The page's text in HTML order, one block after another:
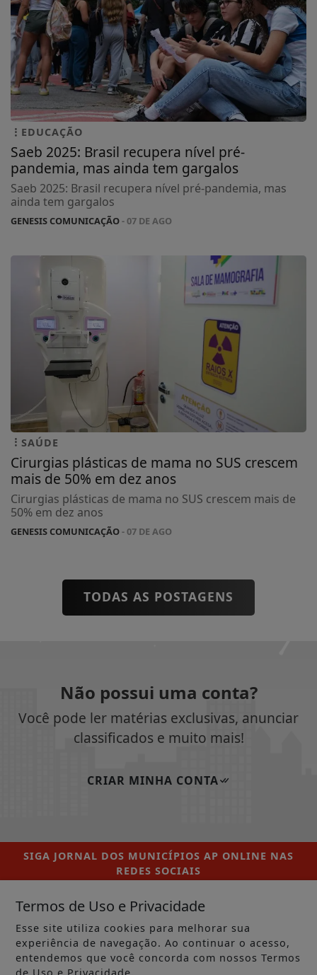
EDUCAÇÃO
Saeb 2025: Brasil recupera nível pré-
pandemia, mas ainda tem gargalos
Saeb 2025: Brasil recupera nível pré-pandemia, mas
ainda tem gargalos
GENESIS COMUNICAÇÃO- 07 DE AGO
SAÚDE
Cirurgias plásticas de mama no SUS crescem
mais de 50% em dez anos
Cirurgias plásticas de mama no SUS crescem mais de
50% em dez anos
GENESIS COMUNICAÇÃO- 07 DE AGO
TODAS AS POSTAGENS
Não possui uma conta?
Você pode ler matérias exclusivas, anunciar
classificados e muito mais!
CRIAR MINHA CONTA
SIGA JORNAL DOS MUNICÍPIOS AP ONLINE NAS
REDES SOCIAIS
/ NOTÍCIAS
MUNICÍPIOS GERAL
Termos de Uso e Privacidade
Esse site utiliza cookies para melhorar sua
experiência de navegação. Ao continuar o acesso,
entendemos que você concorda com nossos Termos